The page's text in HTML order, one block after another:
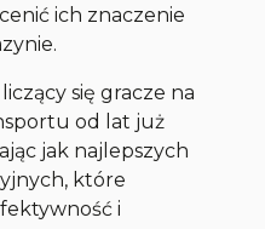
ich znaczenie
się gracze na
od lat już
jak najlepszych
które
i